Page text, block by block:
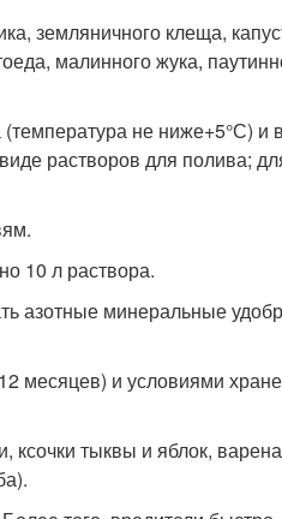
земляничного клеща,
малинного жука,
не ниже+5°С) и
растворов для полива;
10 л раствора.
азотные минеральные
месяцев) и условиями
ксочки тыквы и яблок,